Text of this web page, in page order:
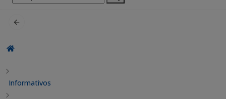
por:
Informativos